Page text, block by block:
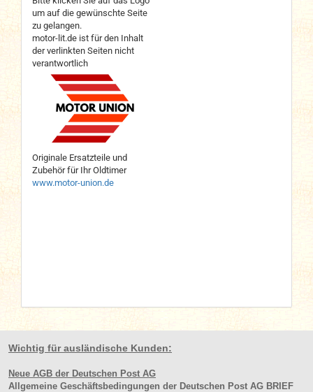
um auf die gewünschte Seite
zu gelangen.
motor-lit.de ist für den Inhalt
der verlinkten Seiten nicht
verantwortlich
Originale Ersatzteile und
Zubehör für Ihr Oldtimer
www.motor-union.de
Wichtig für ausländische Kunden:
Neue AGB der Deutschen Post AG
Allgemeine Geschäftsbedingungen der Deutschen Post AG BRIEF